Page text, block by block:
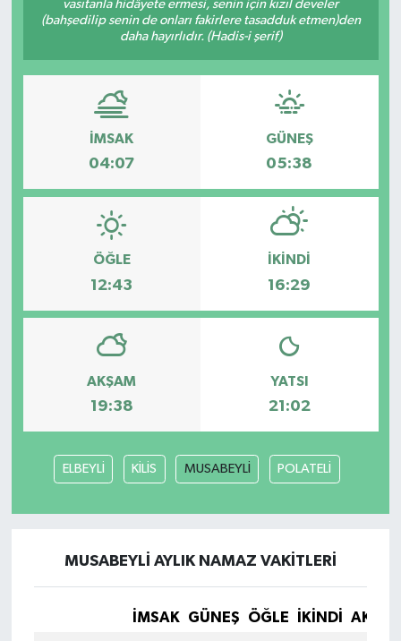
vasıtanla hidâyete ermesi, senin için kızıl develer
(bahşedilip senin de onları fakirlere tasadduk etmen)den
daha hayırlıdır. (Hadis-i şerif)
İMSAK
04:07
GÜNEŞ
05:38
ÖĞLE
12:43
İKINDI
16:29
AKŞAM
19:38
YATSI
21:02
ELBEYLİ KİLİS MUSABEYLİ POLATELİ
MUSABEYLİ AYLIK NAMAZ VAKITLERI
İMSAK GÜNEŞ ÖĞLE İKINDI